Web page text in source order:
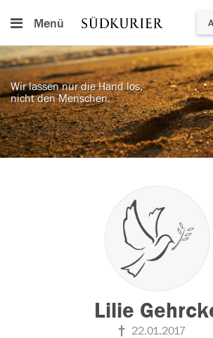
Menü
Wir lassen nur die Hand los,
nicht den Menschen.
Lilie
22.01.2017